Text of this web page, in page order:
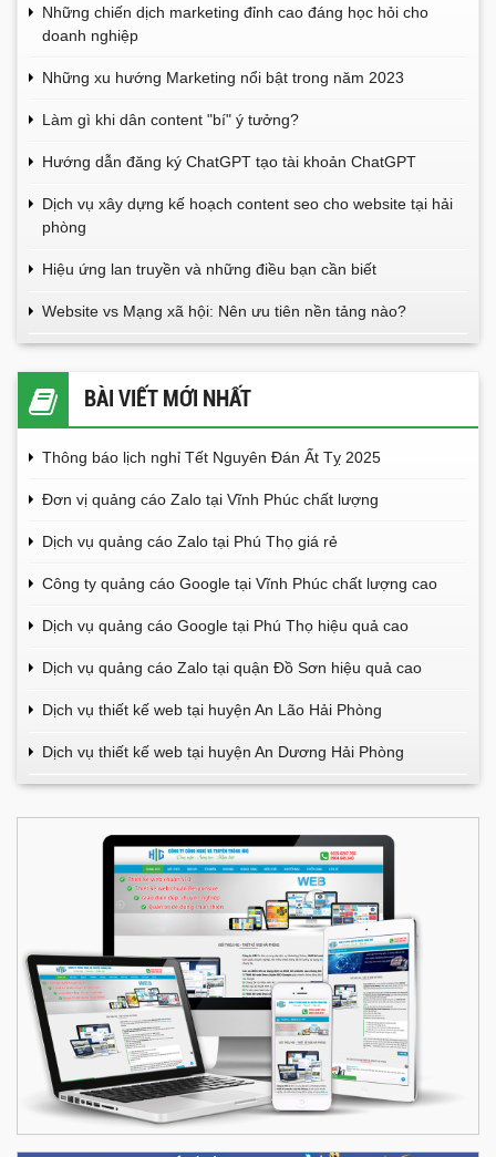
Những chiến dịch marketing đỉnh cao đáng học hỏi cho
doanh nghiệp
Những xu hướng Marketing nổi bật trong năm 2023
Làm gì khi dân content "bí" ý tưởng?
Hướng dẫn đăng ký ChatGPT tạo tài khoản ChatGPT
Dịch vụ xây dựng kế hoạch content seo cho website tại hải
phòng
Hiệu ứng lan truyền và những điều bạn cần biết
Website vs Mạng xã hội: Nên ưu tiên nền tảng nào?
BÀI VIẾT MỚI NHẤT
Thông báo lịch nghỉ Tết Nguyên Đán Ất Tỵ 2025
Đơn vị quảng cáo Zalo tại Vĩnh Phúc chất lượng
Dịch vụ quảng cáo Zalo tại Phú Thọ giá rẻ
Công ty quảng cáo Google tại Vĩnh Phúc chất lượng cao
Dịch vụ quảng cáo Google tại Phú Thọ hiệu quả cao
Dịch vụ quảng cáo Zalo tại quận Đồ Sơn hiệu quả cao
Dịch vụ thiết kế web tại huyện An Lão Hải Phòng
Dịch vụ thiết kế web tại huyện An Dương Hải Phòng